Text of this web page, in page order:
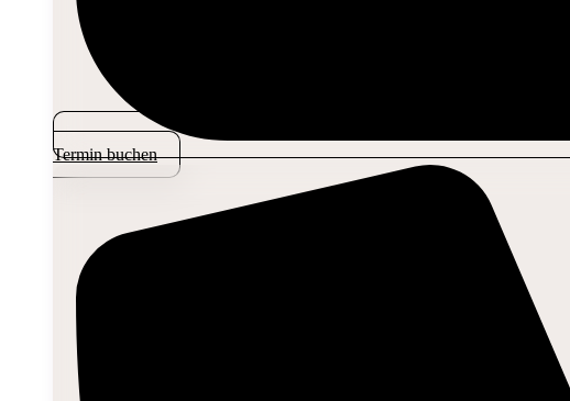
Termin buchen